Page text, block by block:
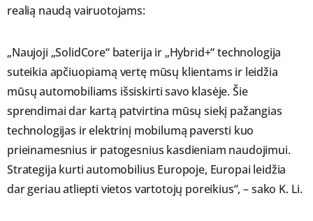
realią naudą vairuotojams:
„Naujoji „SolidCore“ baterija ir „Hybrid+“ technologija
suteikia apčiuopiamą vertę mūsų klientams ir leidžia
mūsų automobiliams išsiskirti savo klasėje. Šie
sprendimai dar kartą patvirtina mūsų siekį pažangias
technologijas ir elektrinį mobilumą paversti kuo
prieinamesnius ir patogesnius kasdieniam naudojimui.
Strategija kurti automobilius Europoje, Europai leidžia
dar geriau atliepti vietos vartotojų poreikius“, – sako K. Li.